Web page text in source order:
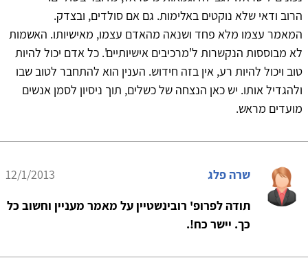
הרוב ודאי שלא נוקטים באלימות. גם אם סולדים, ובצדק.
המאמר עצמו מלא פחד ושנאה מהאדם עצמו, מאישיותו. האשמות
לא מבוססות הנקשרות ל'מרכיבים אישיותיים'. כל אדם יכול להיות
טוב ויכול להיות רע, אין בזה חידוש. הענין הוא להתחבר לטוב שבו
ולהגדיל אותו. יש כאן הנצחה של כשלים, תוך ניסיון לסמן אנשים
מועדים מראש.
שרה פלג
12/1/2013
תודה לפרופ' רובינשטיין על מאמר מעניין וחשוב כל
כך. יישר כח!.